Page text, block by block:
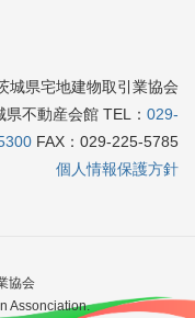
城県宅地建物取引業協会
不動産会館 TEL： 029-
FAX：029-225-5785
個人情報保護方針
協会
Assonciation.